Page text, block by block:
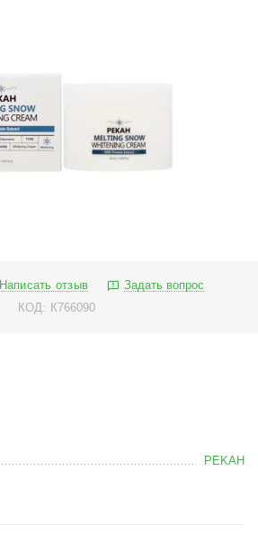
Написать отзыв
Задать вопрос
КОД: К766090
PEKAH